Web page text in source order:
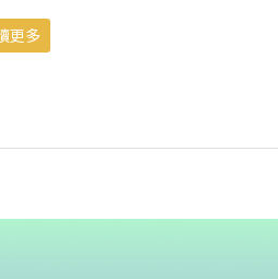
更多